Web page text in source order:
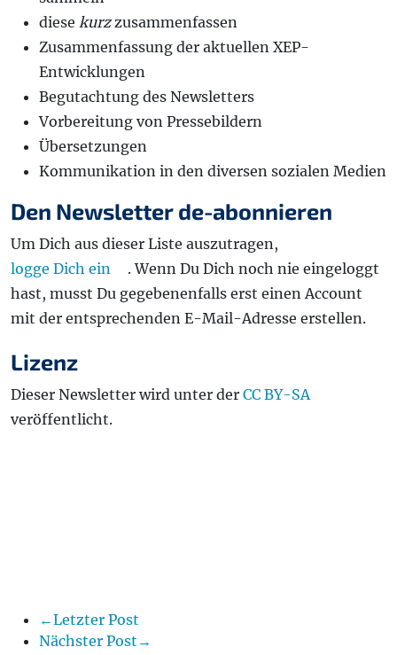
diese kurzzusammenfassen
Zusammenfassung der aktuellen XEP-
Entwicklungen
Begutachtung des Newsletters
Vorbereitung von Pressebildern
Übersetzungen
Kommunikation in den diversen sozialen Medien
Den Newsletter de-abonnieren
Um Dich aus dieser Liste auszutragen,
logge Dich ein
. Wenn Du Dich noch nie eingeloggt
hast, musst Du gegebenenfalls erst einen Account
mit der entsprechenden E-Mail-Adresse erstellen.
Lizenz
Dieser Newsletter wird unter der CC BY-SA
veröffentlicht.
←Letzter Post
Nächster Post→